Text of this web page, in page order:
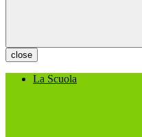
close
La Scuola